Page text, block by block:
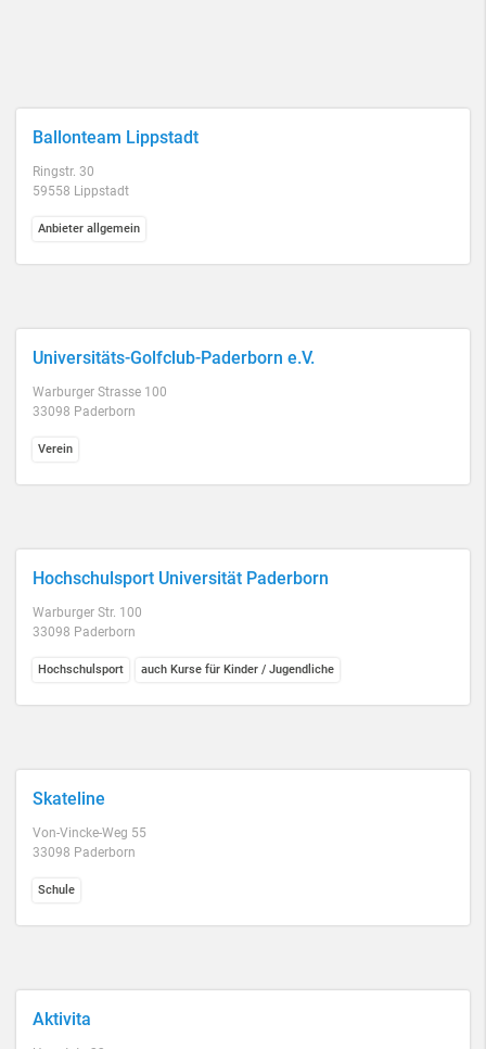
Ballonteam Lippstadt
Ringstr. 30
59558 Lippstadt
Anbieter allgemein
Universitäts-Golfclub-Paderborn e.V.
Warburger Strasse 100
33098 Paderborn
Verein
Hochschulsport Universität Paderborn
Warburger Str. 100
33098 Paderborn
Hochschulsport auch Kurse für Kinder / Jugendliche
Skateline
Von-Vincke-Weg 55
33098 Paderborn
Schule
Aktivita